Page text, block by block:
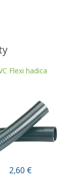
Flexi hadica
2,60 €